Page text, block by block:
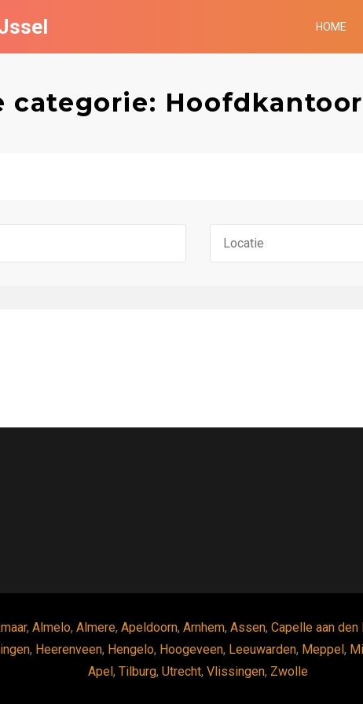
HOME
categorie:
, Almelo, Almere, Apeldoorn, Arnhem, Assen, Capelle aan den
, Heerenveen, Hengelo, Hoogeveen, Leeuwarden, Meppel ,
Apel , Tilburg, Utrecht, Vlissingen, Zwolle